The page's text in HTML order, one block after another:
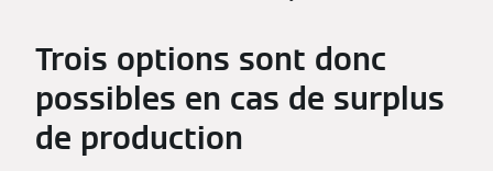
Trois options sont donc
possibles en cas de surplus
de production